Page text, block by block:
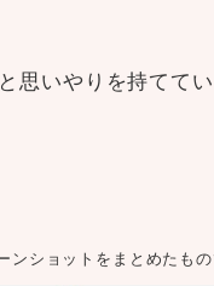
いやりを持ててい
ンショットをまとめたも